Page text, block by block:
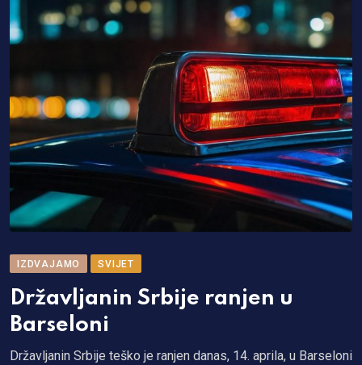
IZDVAJAMO SVIJET
Državljanin Srbije ranjen u
Barseloni
Državljanin Srbije teško je ranjen danas, 14. aprila, u Barseloni